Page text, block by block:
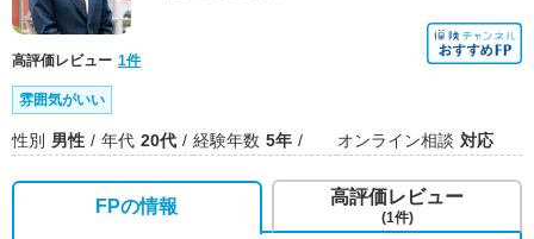
高評価レビュー 1件
雰囲気がいい
性別 男性 年代 20代 経験年数 5年 オンライン相談 対応
FPの情報 高評価レビュー
(1件)